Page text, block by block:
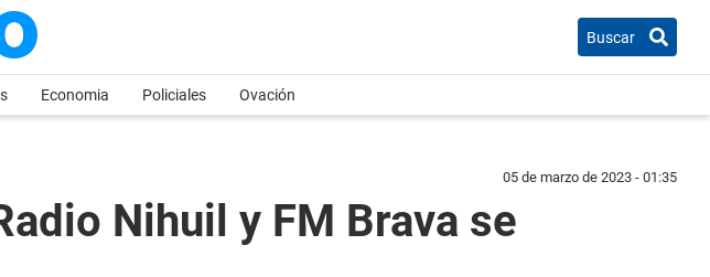
Buscar
Economia Policiales Ovación
05 de marzo de 2023 - 01:35
Nihuil y FM Brava se